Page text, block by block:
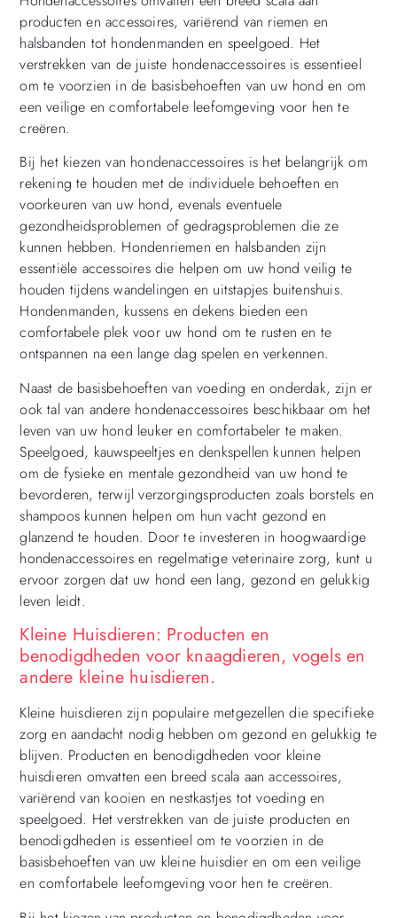
producten en accessoires, variërend van riemen en
halsbanden tot hondenmanden en speelgoed. Het
verstrekken van de juiste hondenaccessoires is essentieel
om te voorzien in de basisbehoeften van uw hond en om
een veilige en comfortabele leefomgeving voor hen te
creëren.
Bij het kiezen van hondenaccessoires is het belangrijk om
rekening te houden met de individuele behoeften en
voorkeuren van uw hond, evenals eventuele
gezondheidsproblemen of gedragsproblemen die ze
kunnen hebben. Hondenriemen en halsbanden zijn
essentiële accessoires die helpen om uw hond veilig te
houden tijdens wandelingen en uitstapjes buitenshuis.
Hondenmanden, kussens en dekens bieden een
comfortabele plek voor uw hond om te rusten en te
ontspannen na een lange dag spelen en verkennen.
Naast de basisbehoeften van voeding en onderdak, zijn er
ook tal van andere hondenaccessoires beschikbaar om het
leven van uw hond leuker en comfortabeler te maken.
Speelgoed, kauwspeeltjes en denkspellen kunnen helpen
om de fysieke en mentale gezondheid van uw hond te
bevorderen, terwijl verzorgingsproducten zoals borstels en
shampoos kunnen helpen om hun vacht gezond en
glanzend te houden. Door te investeren in hoogwaardige
hondenaccessoires en regelmatige veterinaire zorg, kunt u
ervoor zorgen dat uw hond een lang, gezond en gelukkig
leven leidt.
Kleine Huisdieren: Producten en
benodigdheden voor knaagdieren, vogels en
andere kleine huisdieren.
Kleine huisdieren zijn populaire metgezellen die specifieke
zorg en aandacht nodig hebben om gezond en gelukkig te
blijven. Producten en benodigdheden voor kleine
huisdieren omvatten een breed scala aan accessoires,
variërend van kooien en nestkastjes tot voeding en
speelgoed. Het verstrekken van de juiste producten en
benodigdheden is essentieel om te voorzien in de
basisbehoeften van uw kleine huisdier en om een veilige
en comfortabele leefomgeving voor hen te creëren.